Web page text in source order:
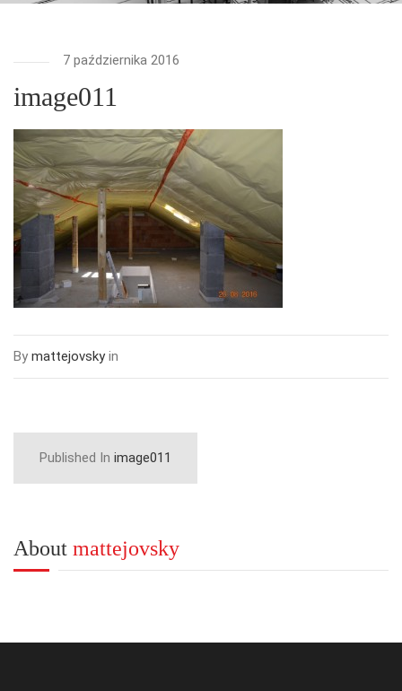
7 października 2016
image011
By mattejovsky in
Published In image011
About mattejovsky